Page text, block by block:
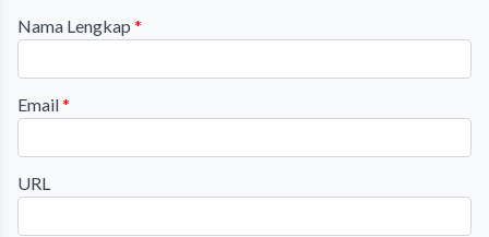
Nama Lengkap *
Email*
URL